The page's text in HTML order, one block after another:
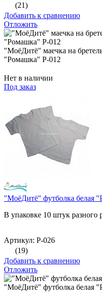
(21)
Добавить к сравнению
Отложить
"МоёДитё" маечка на
"Ромашка" Р-012
Нет в наличии
Под заказ
"МоёДитё" футболка белая
В упаковке 10 штук разного
Артикул: Р-026
(19)
Добавить к сравнению
Отложить
"МоёДитё" футболка белая